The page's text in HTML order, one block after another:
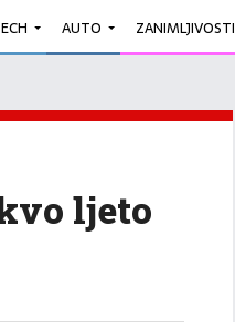
AUTO ZANIMLJIVOSTI
ljeto